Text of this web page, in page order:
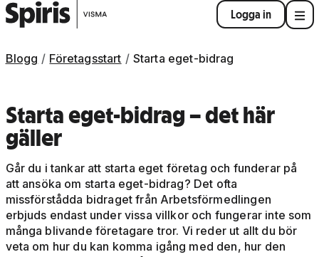
Logga in
Blogg Företagsstart Starta eget-bidrag
Starta eget-bidrag – det här
gäller
Går du i tankar att starta eget företag och funderar på
att ansöka om starta eget-bidrag? Det ofta
missförstådda bidraget från Arbetsförmedlingen
erbjuds endast under vissa villkor och fungerar inte som
många blivande företagare tror. Vi reder ut allt du bör
veta om hur du kan komma igång med den, hur den